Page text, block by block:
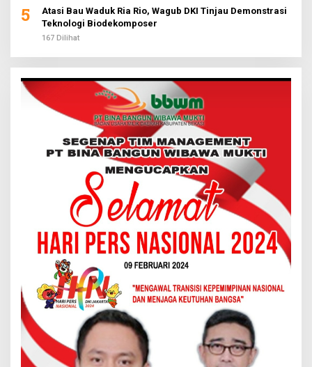
5
Atasi Bau Waduk Ria Rio, Wagub DKI Tinjau Demonstrasi
Teknologi Biodekomposer
167 Dilihat